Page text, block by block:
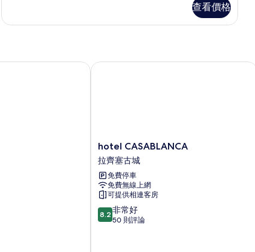
有
雙
詳
查看價格
hotel
CASABLANCA
拉
齊
塞
古
城
hotel CASABLANCA
拉齊塞古城
免費停車
免費無線上網
可提供相連客房
8.2
分，
8.2 非常好
50 則評論
hotel CASABLANCA